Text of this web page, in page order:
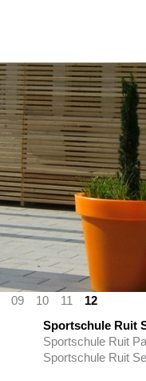
09 10 11
12
Sportschule Ruit
Sportschule Ruit
Sportschule Ruit